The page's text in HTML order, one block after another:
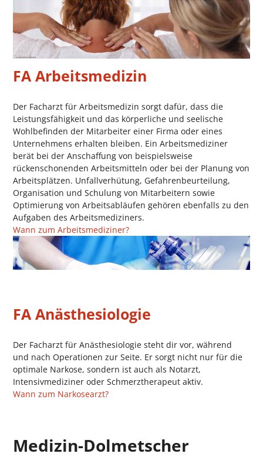
FA Arbeitsmedizin
Der Facharzt für Arbeitsmedizin sorgt dafür, dass die
Leistungsfähigkeit und das körperliche und seelische
Wohlbefinden der Mitarbeiter einer Firma oder eines
Unternehmens erhalten bleiben. Ein Arbeitsmediziner
berät bei der Anschaffung von beispielsweise
rückenschonenden Arbeitsmitteln oder bei der Planung von
Arbeitsplätzen. Unfallverhütung, Gefahrenbeurteilung,
Organisation und Schulung von Mitarbeitern sowie
Optimierung von Arbeitsabläufen gehören ebenfalls zu den
Aufgaben des Arbeitsmediziners.
Wann zum Arbeitsmediziner?
FA Anästhesiologie
Der Facharzt für Anästhesiologie steht dir vor, während
und nach Operationen zur Seite. Er sorgt nicht nur für die
optimale Narkose, sondern ist auch als Notarzt,
Intensivmediziner oder Schmerztherapeut aktiv.
Wann zum Narkosearzt?
Medizin-Dolmetscher